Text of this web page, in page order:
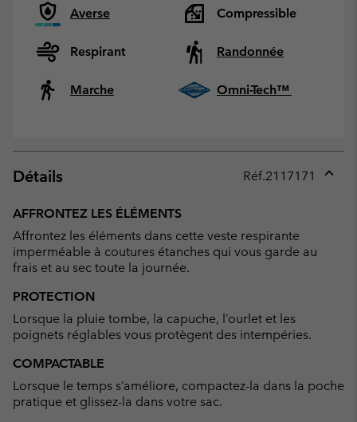
Averse Compressible
Respirant Randonnée
Marche Omni-Tech™
Détails Réf.2117171
AFFRONTEZ LES ÉLÉMENTS
Affrontez les éléments dans cette veste respirante
imperméable à coutures étanches qui vous garde au
frais et au sec toute la journée.
PROTECTION
Lorsque la pluie tombe, la capuche, l’ourlet et les
poignets réglables vous protègent des intempéries.
COMPACTABLE
Lorsque le temps s’améliore, compactez-la dans la poche
pratique et glissez-la dans votre sac.